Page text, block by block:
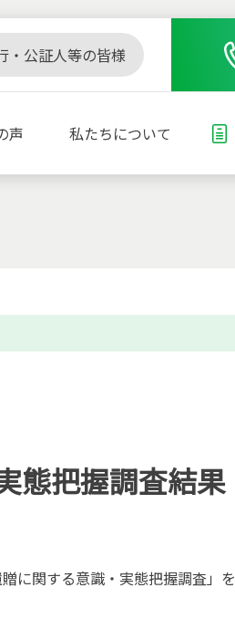
・公証人等の皆様
声 私たちについて
態把握調査結果
に関する意識・実態把握調査」を